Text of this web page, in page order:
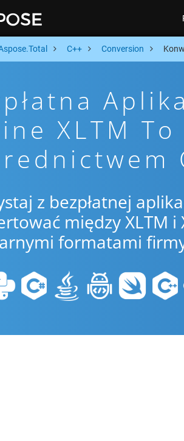
C++ Conversion
XLTM To
z bezpłatnej
między XLTM i
formatami